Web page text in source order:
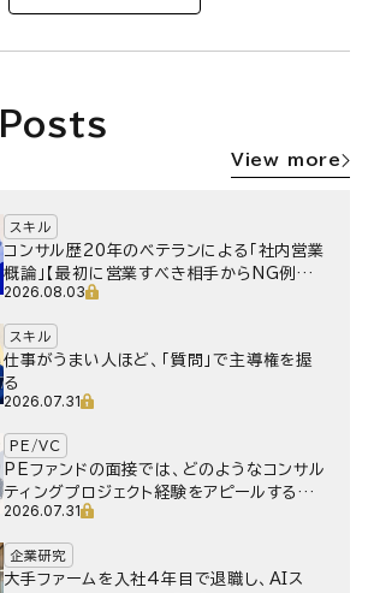
View more
スキル
コンサル歴20年のベテランによる「社内営業
概論」【最初に営業すべき相手からNG例ま
で】
2026.08.03
スキル
仕事がうまい人ほど、「質問」で主導権を握
る
2026.07.31
PE/VC
PEファンドの面接では、どのようなコンサル
ティングプロジェクト経験をアピールするべ
きか
2026.07.31
企業研究
大手ファームを入社4年目で退職し、AIス